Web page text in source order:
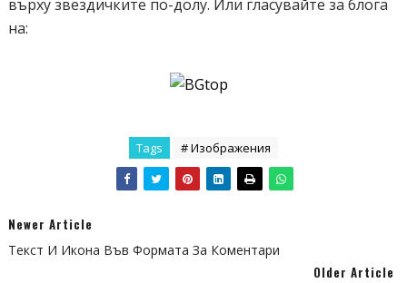
.gallery a:nth-child(3) img {
transform: rotate(-15deg);
-moz-transform: rotate(-10deg);
-webkit-transform: rotate(-10deg);
.gallery a:nth-child(5) img {
върху звездичките по-долу. Или гласувайте за блога
на:
Tags # Изображения
Newer Article
Текст И Икона Във Формата За Коментари
Older Article